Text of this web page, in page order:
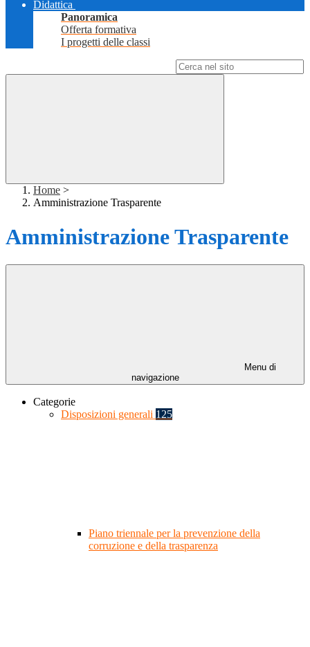
Didattica
Panoramica
Offerta formativa
I progetti delle classi
Home >
Amministrazione Trasparente
Amministrazione Trasparente
Menu di
navigazione
Categorie
Disposizioni generali 125
Piano triennale per la prevenzione della
corruzione e della trasparenza